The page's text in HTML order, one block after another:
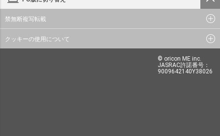
禁無断複写転載
クッキーの使用について
© oricon ME inc.
JASRAC許諾番号：
9009642140Y38026